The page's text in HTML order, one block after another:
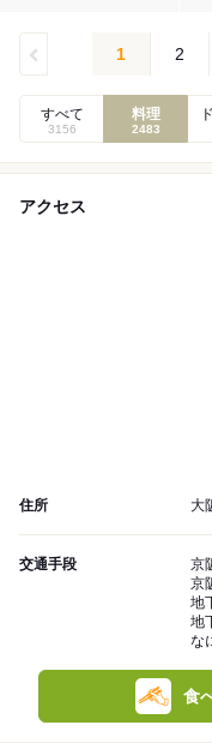
1 2
すべて
3156
料理
2483
アクセス
住所 大
交通手段
京
京
地
地
な
食